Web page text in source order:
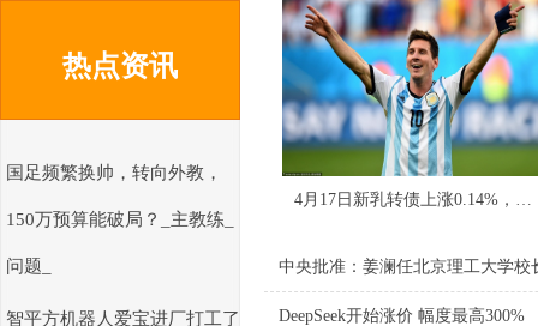
热点资讯
国足频繁换帅，转向外教，
150万预算能破局？_主教练_
问题_
智平方机器人爱宝进厂打工了
中央批准：姜澜任北京理工大学校
DeepSeek开始涨价 幅度最高300%